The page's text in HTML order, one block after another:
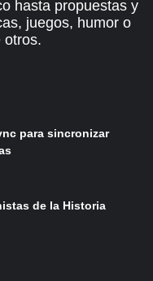
hasta propuestas y
juegos, humor o
otros.
para sincronizar
de la Historia